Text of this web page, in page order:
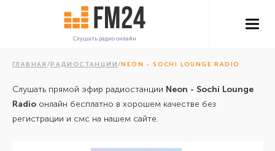
Слушать радио онлайн
ГЛАВНАЯ /РАДИОСТАНЦИИ/NEON - SOCHI LOUNGE RADIO
Слушать прямой эфир радиостанции Neon - Sochi Lounge
Radio онлайн бесплатно в хорошем качестве без
регистрации и смс на нашем сайте.